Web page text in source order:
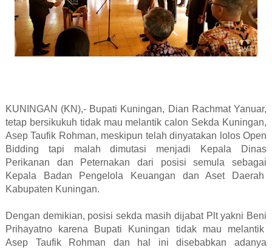
KUNINGAN (KN),- Bupati Kuningan, Dian Rachmat Yanuar,
tetap bersikukuh tidak mau melantik calon Sekda Kuningan,
Asep Taufik Rohman, meskipun telah dinyatakan lolos Open
Bidding tapi malah dimutasi menjadi Kepala Dinas
Perikanan dan Peternakan dari posisi semula sebagai
Kepala Badan Pengelola Keuangan dan Aset Daerah
Kabupaten Kuningan.
Dengan demikian, posisi sekda masih dijabat Plt yakni Beni
Prihayatno karena Bupati Kuningan tidak mau melantik
Asep Taufik Rohman dan hal ini disebabkan adanya